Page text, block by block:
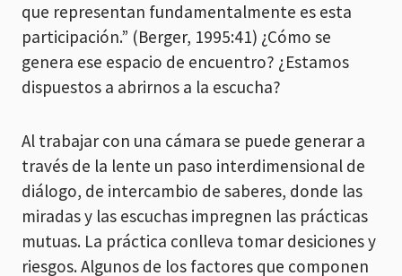
que representan fundamentalmente es esta
participación.” (Berger, 1995:41) ¿Cómo se
genera ese espacio de encuentro? ¿Estamos
dispuestos a abrirnos a la escucha?
Al trabajar con una cámara se puede generar a
través de la lente un paso interdimensional de
diálogo, de intercambio de saberes, donde las
miradas y las escuchas impregnen las prácticas
mutuas. La práctica conlleva tomar desiciones y
riesgos. Algunos de los factores que componen